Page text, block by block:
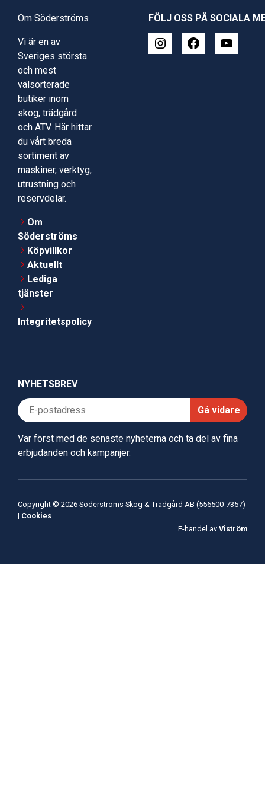
Om Söderströms
Vi är en av
Sveriges största
och mest
välsorterade
butiker inom
skog, trädgård
och ATV. Här hittar
du vårt breda
sortiment av
maskiner, verktyg,
utrustning och
reservdelar.
Om
Söderströms
Köpvillkor
Aktuellt
Lediga
tjänster
Integritetspolicy
FÖLJ OSS PÅ SOCIALA
NYHETSBREV
Gå vidare
Var först med de senaste nyheterna och ta del av fina
erbjudanden och kampanjer.
Copyright © 2026 Söderströms Skog & Trädgård AB (556500-7357)
| Cookies
E-handel av Viström